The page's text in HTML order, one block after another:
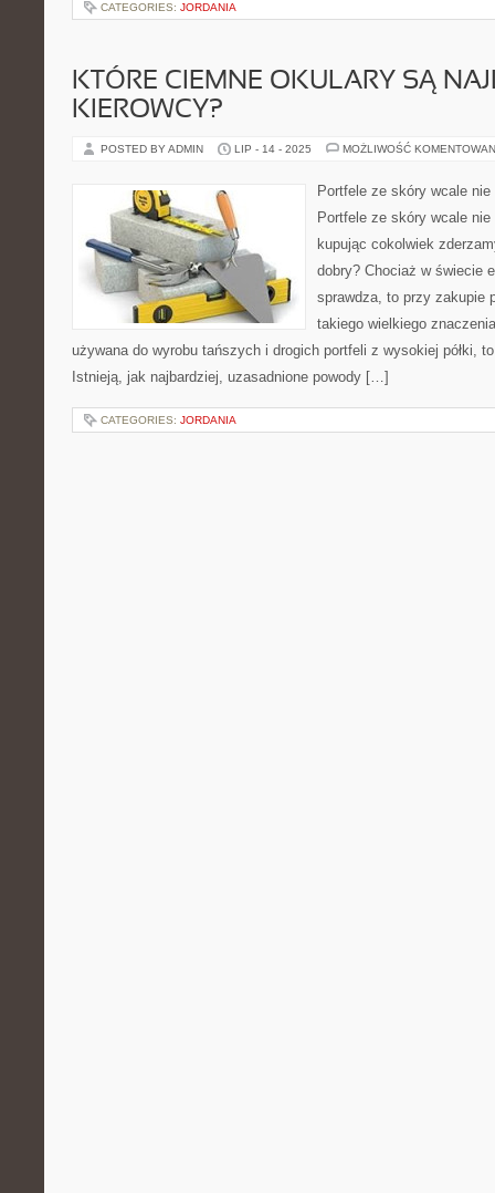
CATEGORIES: JORDANIA
KTÓRE CIEMNE OKULARY SĄ
KIEROWCY?
POSTED BY ADMIN LIP - 14 - 2025 MOŻLIWOŚĆ
Portfele ze skóry wcale
Portfele ze skóry wcale
kupując cokolwiek
dobry? Chociaż w świecie
sprawdza, to przy zakupie
takiego wielkiego
używana do wyrobu tańszych i drogich portfeli z wysokiej półki,
Istnieją, jak najbardziej, uzasadnione powody […]
CATEGORIES: JORDANIA